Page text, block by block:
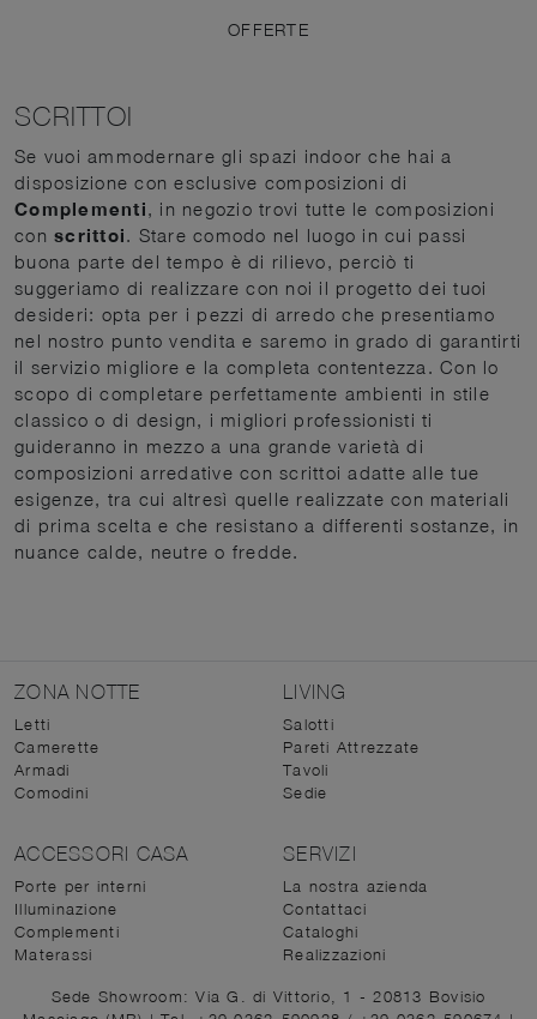
OFFERTE
SCRITTOI
Se vuoi ammodernare gli spazi indoor che hai a
disposizione con esclusive composizioni di
Complementi, in negozio trovi tutte le composizioni
con scrittoi. Stare comodo nel luogo in cui passi
buona parte del tempo è di rilievo, perciò ti
suggeriamo di realizzare con noi il progetto dei tuoi
desideri: opta per i pezzi di arredo che presentiamo
nel nostro punto vendita e saremo in grado di garantirti
il servizio migliore e la completa contentezza. Con lo
scopo di completare perfettamente ambienti in stile
classico o di design, i migliori professionisti ti
guideranno in mezzo a una grande varietà di
composizioni arredative con scrittoi adatte alle tue
esigenze, tra cui altresì quelle realizzate con materiali
di prima scelta e che resistano a differenti sostanze, in
nuance calde, neutre o fredde.
ZONA NOTTE
Letti
Camerette
Armadi
Comodini
LIVING
Salotti
Pareti Attrezzate
Tavoli
Sedie
ACCESSORI CASA
Porte per interni
Illuminazione
Complementi
Materassi
SERVIZI
La nostra azienda
Contattaci
Cataloghi
Realizzazioni
Sede Showroom: Via G. di Vittorio, 1 - 20813 Bovisio